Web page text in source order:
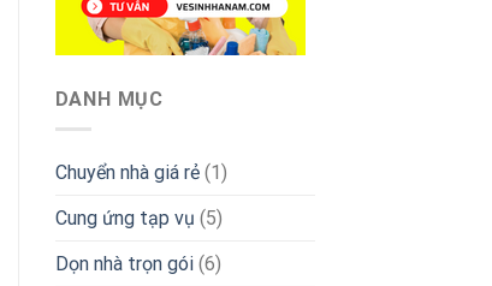
DANH MỤC
Chuyển nhà giá rẻ(1)
Cung ứng tạp vụ (5)
Dọn nhà trọn gói(6)